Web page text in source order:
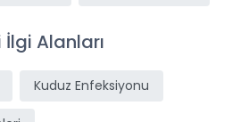
Alanları
Kuduz Enfeksiyonu